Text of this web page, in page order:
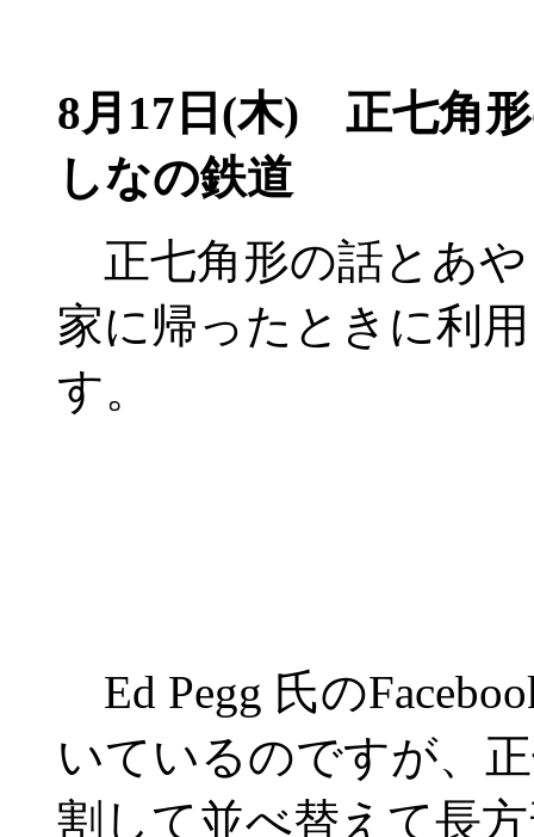
8月17日(木) 正七角形
しなの鉄道
正七角形の話とあ
家に帰ったときに利
す。
Ed Pegg 氏の
いているのですが、
割して並べ替えて長